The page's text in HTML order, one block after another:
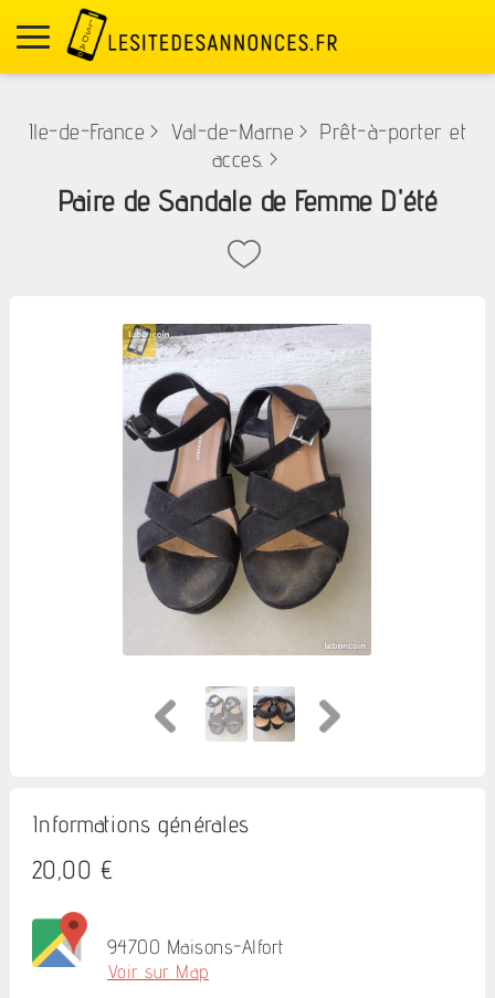
Ile-de-France > Val-de-Marne > Prêt-à-porter et
acces. >
Paire de Sandale de Femme D'été
Informations générales
20,00 €
94700 Maisons-Alfort
Voir sur Map